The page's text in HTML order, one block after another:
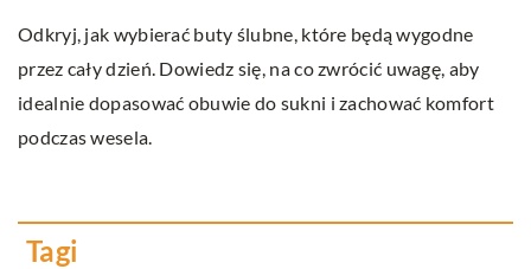
Odkryj, jak wybierać buty ślubne, które będą wygodne
przez cały dzień. Dowiedz się, na co zwrócić uwagę, aby
idealnie dopasować obuwie do sukni i zachować komfort
podczas wesela.
Tagi